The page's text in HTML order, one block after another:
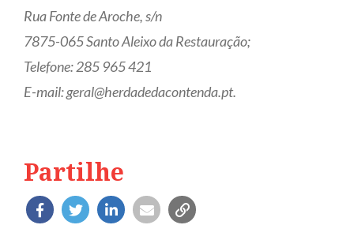
Rua Fonte de Aroche, s/n
7875-065 Santo Aleixo da Restauração;
Telefone: 285 965 421
E-mail: geral@herdadedacontenda.pt.
Partilhe